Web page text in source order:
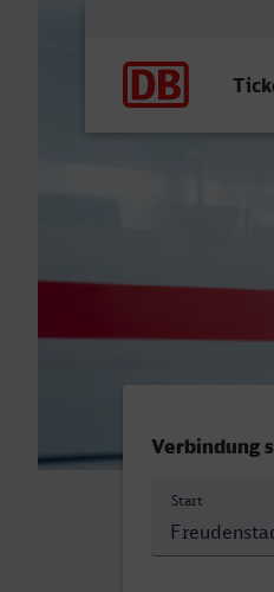
Verbindung
Start